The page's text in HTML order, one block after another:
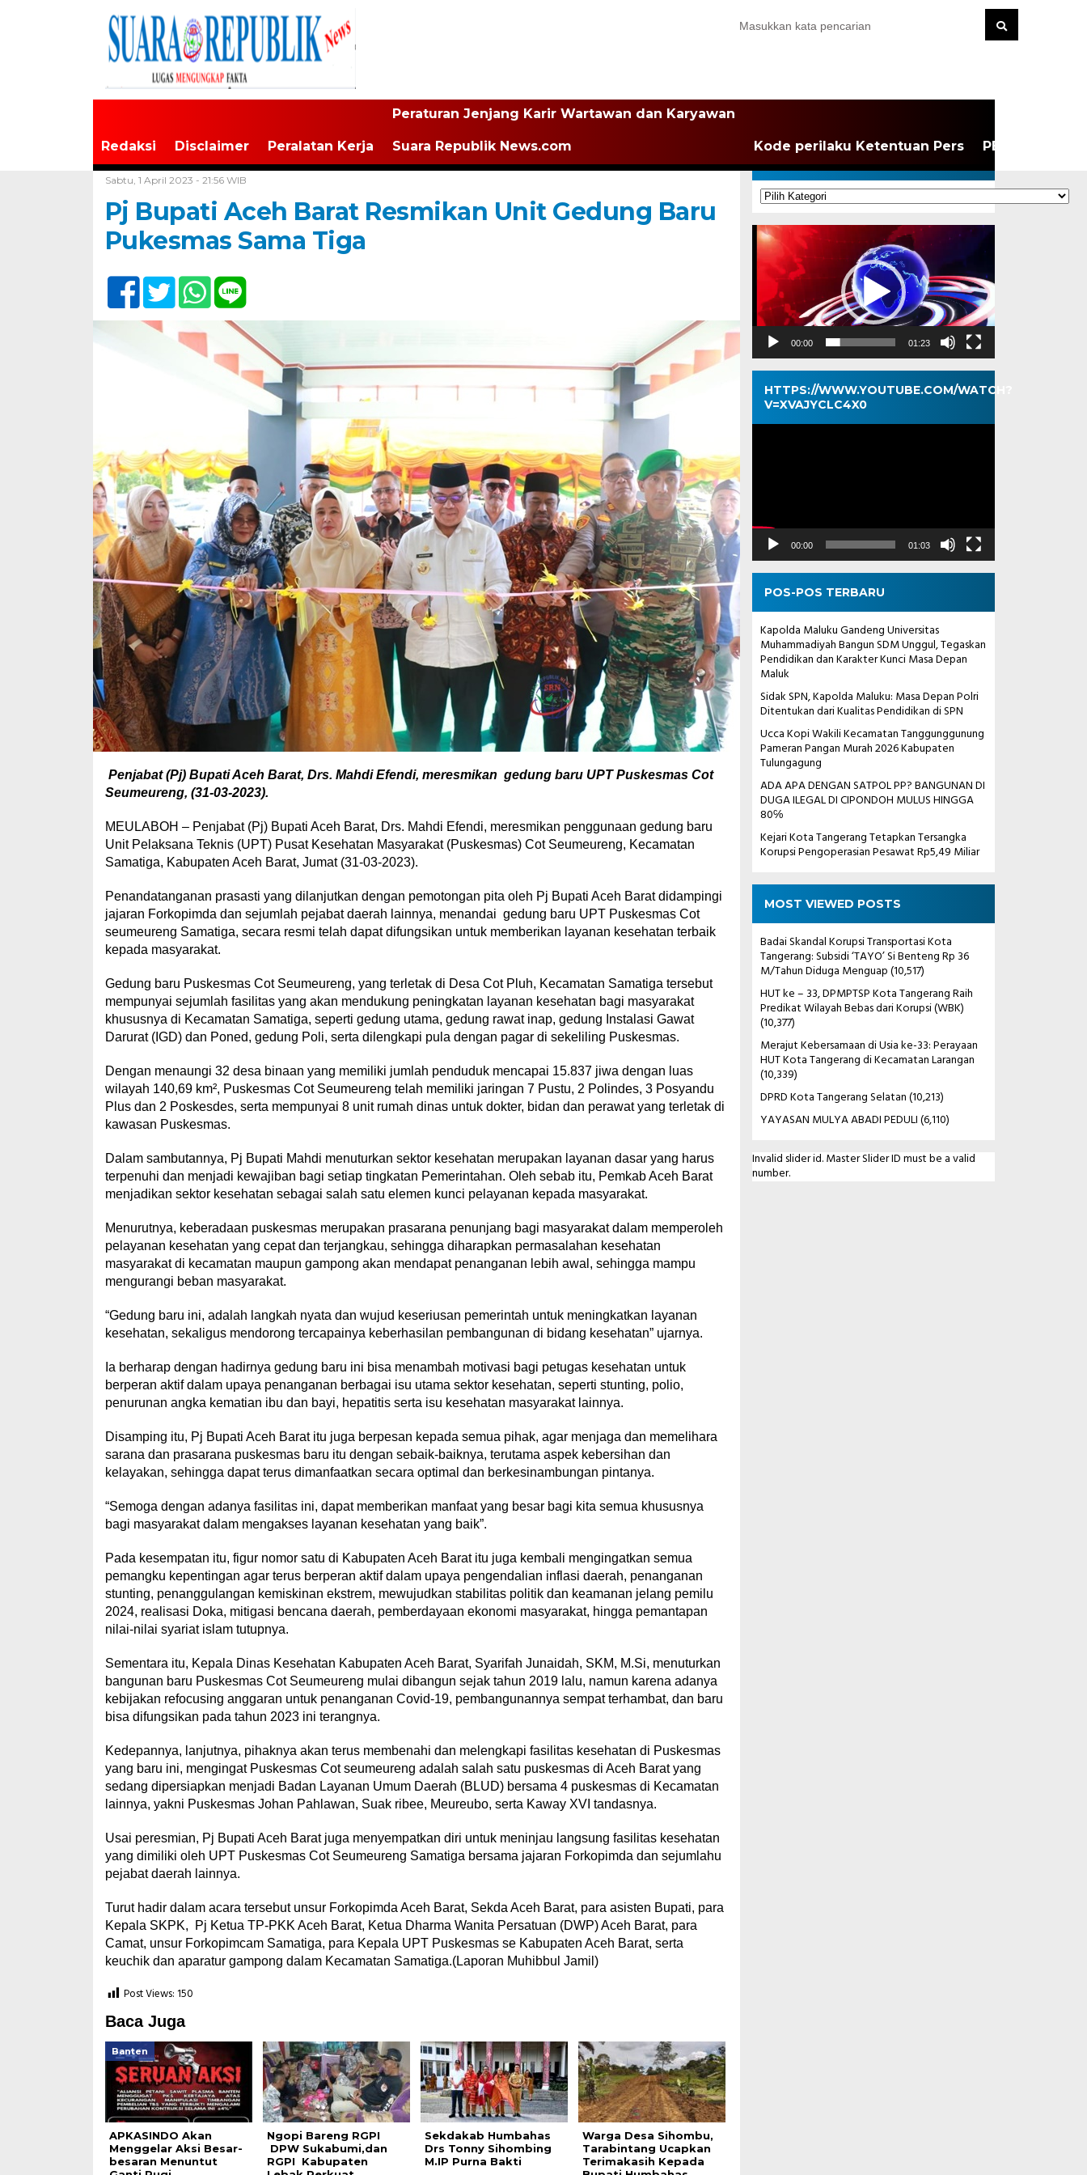
Redaksi Disclaimer Peralatan Kerja
Peraturan Jenjang Karir Wartawan dan Karyawan
Suara Republik News.com Kode perilaku Ketentuan Pers PEDOMAN
Sabtu, 1 April 2023 - 21:56 WIB
Pj Bupati Aceh Barat Resmikan Unit Gedung Baru
Pukesmas Sama Tiga
Penjabat (Pj) Bupati Aceh Barat, Drs. Mahdi Efendi, meresmikan gedung baru UPT Puskesmas Cot
Seumeureng, (31-03-2023).
MEULABOH – Penjabat (Pj) Bupati Aceh Barat, Drs. Mahdi Efendi, meresmikan penggunaan gedung baru
Unit Pelaksana Teknis (UPT) Pusat Kesehatan Masyarakat (Puskesmas) Cot Seumeureng, Kecamatan
Samatiga, Kabupaten Aceh Barat, Jumat (31-03-2023).
Penandatanganan prasasti yang dilanjutkan dengan pemotongan pita oleh Pj Bupati Aceh Barat didampingi
jajaran Forkopimda dan sejumlah pejabat daerah lainnya, menandai gedung baru UPT Puskesmas Cot
seumeureng Samatiga, secara resmi telah dapat difungsikan untuk memberikan layanan kesehatan terbaik
kepada masyarakat.
Gedung baru Puskesmas Cot Seumeureng, yang terletak di Desa Cot Pluh, Kecamatan Samatiga tersebut
mempunyai sejumlah fasilitas yang akan mendukung peningkatan layanan kesehatan bagi masyarakat
khususnya di Kecamatan Samatiga, seperti gedung utama, gedung rawat inap, gedung Instalasi Gawat
Darurat (IGD) dan Poned, gedung Poli, serta dilengkapi pula dengan pagar di sekeliling Puskesmas.
Dengan menaungi 32 desa binaan yang memiliki jumlah penduduk mencapai 15.837 jiwa dengan luas
wilayah 140,69 km², Puskesmas Cot Seumeureng telah memiliki jaringan 7 Pustu, 2 Polindes, 3 Posyandu
Plus dan 2 Poskesdes, serta mempunyai 8 unit rumah dinas untuk dokter, bidan dan perawat yang terletak di
kawasan Puskesmas.
Dalam sambutannya, Pj Bupati Mahdi menuturkan sektor kesehatan merupakan layanan dasar yang harus
terpenuhi dan menjadi kewajiban bagi setiap tingkatan Pemerintahan. Oleh sebab itu, Pemkab Aceh Barat
menjadikan sektor kesehatan sebagai salah satu elemen kunci pelayanan kepada masyarakat.
Menurutnya, keberadaan puskesmas merupakan prasarana penunjang bagi masyarakat dalam memperoleh
pelayanan kesehatan yang cepat dan terjangkau, sehingga diharapkan permasalahan kesehatan
masyarakat di kecamatan maupun gampong akan mendapat penanganan lebih awal, sehingga mampu
mengurangi beban masyarakat.
“Gedung baru ini, adalah langkah nyata dan wujud keseriusan pemerintah untuk meningkatkan layanan
kesehatan, sekaligus mendorong tercapainya keberhasilan pembangunan di bidang kesehatan” ujarnya.
Ia berharap dengan hadirnya gedung baru ini bisa menambah motivasi bagi petugas kesehatan untuk
berperan aktif dalam upaya penanganan berbagai isu utama sektor kesehatan, seperti stunting, polio,
penurunan angka kematian ibu dan bayi, hepatitis serta isu kesehatan masyarakat lainnya.
Disamping itu, Pj Bupati Aceh Barat itu juga berpesan kepada semua pihak, agar menjaga dan memelihara
sarana dan prasarana puskesmas baru itu dengan sebaik-baiknya, terutama aspek kebersihan dan
kelayakan, sehingga dapat terus dimanfaatkan secara optimal dan berkesinambungan pintanya.
“Semoga dengan adanya fasilitas ini, dapat memberikan manfaat yang besar bagi kita semua khususnya
bagi masyarakat dalam mengakses layanan kesehatan yang baik”.
Pada kesempatan itu, figur nomor satu di Kabupaten Aceh Barat itu juga kembali mengingatkan semua
pemangku kepentingan agar terus berperan aktif dalam upaya pengendalian inflasi daerah, penanganan
stunting, penanggulangan kemiskinan ekstrem, mewujudkan stabilitas politik dan keamanan jelang pemilu
2024, realisasi Doka, mitigasi bencana daerah, pemberdayaan ekonomi masyarakat, hingga pemantapan
nilai-nilai syariat islam tutupnya.
Sementara itu, Kepala Dinas Kesehatan Kabupaten Aceh Barat, Syarifah Junaidah, SKM, M.Si, menuturkan
bangunan baru Puskesmas Cot Seumeureng mulai dibangun sejak tahun 2019 lalu, namun karena adanya
kebijakan refocusing anggaran untuk penanganan Covid-19, pembangunannya sempat terhambat, dan baru
bisa difungsikan pada tahun 2023 ini terangnya.
Kedepannya, lanjutnya, pihaknya akan terus membenahi dan melengkapi fasilitas kesehatan di Puskesmas
yang baru ini, mengingat Puskesmas Cot seumeureng adalah salah satu puskesmas di Aceh Barat yang
sedang dipersiapkan menjadi Badan Layanan Umum Daerah (BLUD) bersama 4 puskesmas di Kecamatan
lainnya, yakni Puskesmas Johan Pahlawan, Suak ribee, Meureubo, serta Kaway XVI tandasnya.
Usai peresmian, Pj Bupati Aceh Barat juga menyempatkan diri untuk meninjau langsung fasilitas kesehatan
yang dimiliki oleh UPT Puskesmas Cot Seumeureng Samatiga bersama jajaran Forkopimda dan sejumlahu
pejabat daerah lainnya.
Turut hadir dalam acara tersebut unsur Forkopimda Aceh Barat, Sekda Aceh Barat, para asisten Bupati, para
Kepala SKPK, Pj Ketua TP-PKK Aceh Barat, Ketua Dharma Wanita Persatuan (DWP) Aceh Barat, para
Camat, unsur Forkopimcam Samatiga, para Kepala UPT Puskesmas se Kabupaten Aceh Barat, serta
keuchik dan aparatur gampong dalam Kecamatan Samatiga.(Laporan Muhibbul Jamil)
Post Views: 150
Baca Juga
Banten
APKASINDO Akan
Menggelar Aksi Besar-
besaran Menuntut
Ngopi Bareng RGPI
DPW Sukabumi,dan
RGPI Kabupaten
Sekdakab Humbahas
Drs Tonny Sihombing
M.IP Purna Bakti
Warga Desa Sihombu,
Tarabintang Ucapkan
Terimakasih Kepada
KATEGORI
Kategori
Pemutar
Video
00:00 01:23
HTTPS://WWW.YOUTUBE.COM/WATCH?
V=XVAJYCLC4X0
Pemutar
00:00 01:03
POS-POS TERBARU
Kapolda Maluku Gandeng Universitas
Muhammadiyah Bangun SDM Unggul, Tegaskan
Pendidikan dan Karakter Kunci Masa Depan
Maluk
Sidak SPN, Kapolda Maluku: Masa Depan Polri
Ditentukan dari Kualitas Pendidikan di SPN
Ucca Kopi Wakili Kecamatan Tanggunggunung
Pameran Pangan Murah 2026 Kabupaten
Tulungagung
ADA APA DENGAN SATPOL PP? BANGUNAN DI
DUGA ILEGAL DI CIPONDOH MULUS HINGGA
80℅
Kejari Kota Tangerang Tetapkan Tersangka
Korupsi Pengoperasian Pesawat Rp5,49 Miliar
MOST VIEWED POSTS
Badai Skandal Korupsi Transportasi Kota
Tangerang: Subsidi ‘TAYO’ Si Benteng Rp 36
M/Tahun Diduga Menguap(10,517)
HUT ke – 33, DPMPTSP Kota Tangerang Raih
Predikat Wilayah Bebas dari Korupsi (WBK)
(10,377)
Merajut Kebersamaan di Usia ke-33: Perayaan
HUT Kota Tangerang di Kecamatan Larangan
(10,339)
DPRD Kota Tangerang Selatan(10,213)
YAYASAN MULYA ABADI PEDULI(6,110)
Invalid slider id. Master Slider ID must be a valid
number.